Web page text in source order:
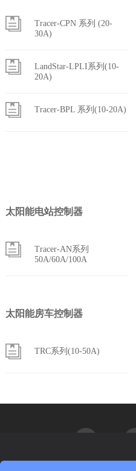
Tracer-CPN 系列 (20-
30A)
LandStar-LPLI系列(10-
20A)
Tracer-BPL 系列(10-20A)
太阳能电站控制器
Tracer-AN系列
50A/60A/100A
太阳能房车控制器
TRC系列(10-50A)